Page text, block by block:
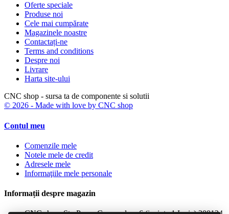
Oferte speciale
Produse noi
Cele mai cumpărate
Magazinele noastre
Contactați-ne
Terms and conditions
Despre noi
Livrare
Harta site-ului
CNC shop - sursa ta de componente si solutii
© 2026 - Made with love by CNC shop
Contul meu
Comenzile mele
Notele mele de credit
Adresele mele
Informaţiile mele personale
Informații despre magazin